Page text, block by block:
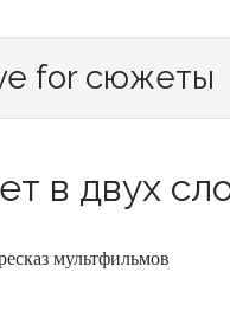
for сюжеты
в двух
мультфильмов